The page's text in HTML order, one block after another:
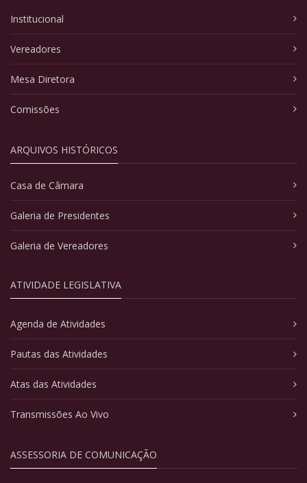
Institucional
Vereadores
Mesa Diretora
Comissões
ARQUIVOS HISTÓRICOS
Casa de Câmara
Galeria de Presidentes
Galeria de Vereadores
ATIVIDADE LEGISLATIVA
Agenda de Atividades
Pautas das Atividades
Atas das Atividades
Transmissões Ao Vivo
ASSESSORIA DE COMUNICAÇÃO